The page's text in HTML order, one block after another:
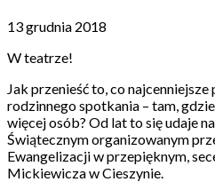
13 grudnia 2018
W teatrze!
Jak przenieść to, co
rodzinnego spotkania – tam,
więcej osób? Od lat to się udaje
Świątecznym organizowanym
Ewangelizacji w przepięknym,
Mickiewicza w Cieszynie.